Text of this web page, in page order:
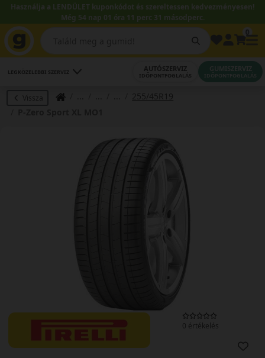
Használja a LENDÜLET kuponkódot és szereltessen kedvezményesen!
Még 54 nap 01 óra 11 perc 31 másodperc.
LEGKÖZELEBBI SZERVIZ AUTÓSZERVIZ
IDŐPONTFOGLALÁS
GUMISZERVIZ
IDŐPONTFOGLALÁS
Vissza
255/45R19
0 értékelés